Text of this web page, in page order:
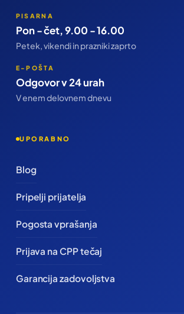
PISARNA
Pon - čet, 9.00 - 16.00
Petek, vikendi in prazniki zaprto
E-POŠTA
Odgovor v 24 urah
V enem delovnem dnevu
UPORABNO
Blog
Pripelji prijatelja
Pogosta vprašanja
Prijava na CPP tečaj
Garancija zadovoljstva